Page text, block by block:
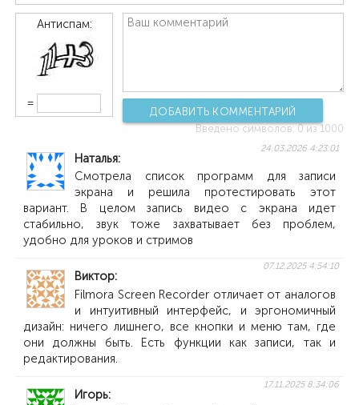
Антиспам:
=
ДОБАВИТЬ КОММЕНТАРИЙ
Введено символов:0из 1000
Наталья
24.03.2026 4:23:01
Смотрела список программ для записи
экрана и решила протестировать этот
вариант. В целом запись видео с экрана идет
стабильно, звук тоже захватывает без проблем,
удобно для уроков и стримов
Виктор
07.12.2025 4:54:10
Filmora Screen Recorder отличает от аналогов
и интуитивный интерфейс, и эргономичный
дизайн: ничего лишнего, все кнопки и меню там, где
они должны быть. Есть функции как записи, так и
редактирования.
Игорь
17.11.2025 8:34:06